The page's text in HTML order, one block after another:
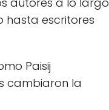
hasta escritores
Paisij
cambiaron la